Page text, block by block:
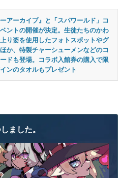
ーアーカイブ』と「スパワールド」コ
ントの開催が決定。生徒たちのかわ
り姿を使用したフォトスポットやグ
か、特製チャーシューメンなどのコ
ドも登場。コラボ入館券の購入で限
ンのタオルもプレゼント
ました。